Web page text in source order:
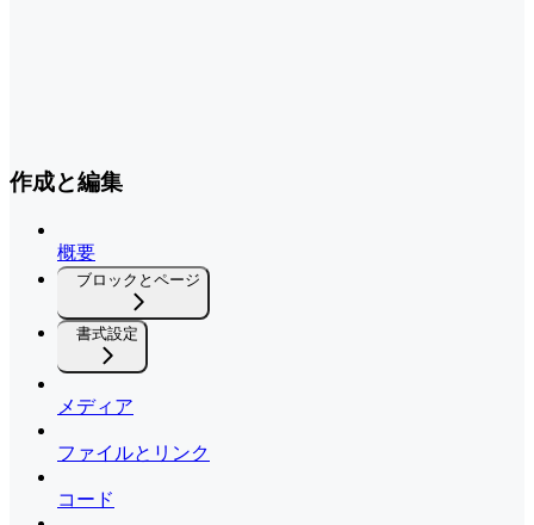
作成と編集
概要
ブロックとページ
書式設定
メディア
ファイルとリンク
コード